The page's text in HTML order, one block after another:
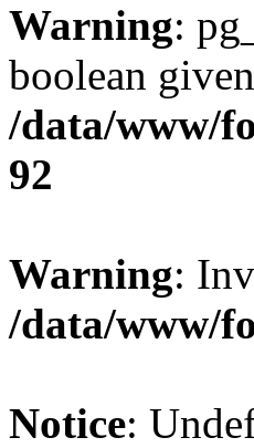
Warning:
boolean
/data/www/
92
Warning:
/data/www/
Notice: